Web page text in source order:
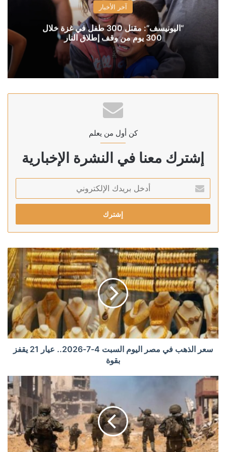
آخر الأخبار
“اليونيسف”: مقتل 300 طفل في غزة خلال
300 يوم من وقف إطلاق النار
كن أول من يعلم
إشترك معنا في النشرة الإخبارية
بريدك
الإلكتروني
سعر الذهب في مصر اليوم السبت 4-7-2026.. عيار 21 يقفز
بقوة